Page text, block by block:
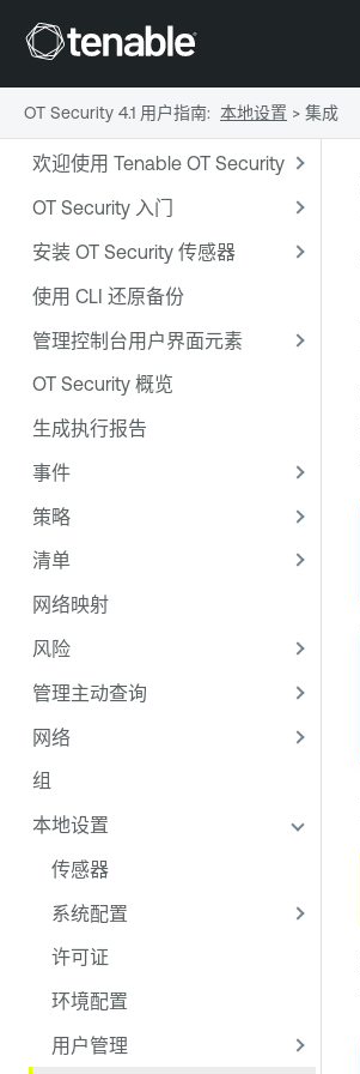
欢迎使用 Tenable OT Security
OT Security 入门
安装 OT Security 传感器
使用 CLI 还原备份
管理控制台用户界面元素
OT Security 概览
生成执行报告
事件
策略
清单
网络映射
风险
管理主动查询
网络
组
本地设置
传感器
系统配置
许可证
环境配置
用户管理
OT Security 4.1 用户指南: 本地设置 > 集成